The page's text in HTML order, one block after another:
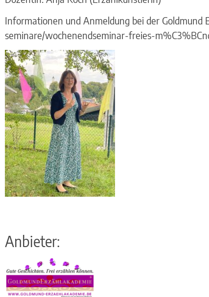
Informationen und Anmeldung bei der
seminare/wochenendseminar-freies-
Anbieter: